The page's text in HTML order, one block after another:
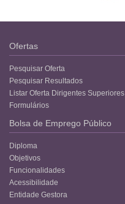
Ofertas
Pesquisar Oferta
Pesquisar Resultados
Listar Oferta Dirigentes Superiores
Formulários
Bolsa de Emprego Público
Diploma
Objetivos
Funcionalidades
Acessibilidade
Entidade Gestora